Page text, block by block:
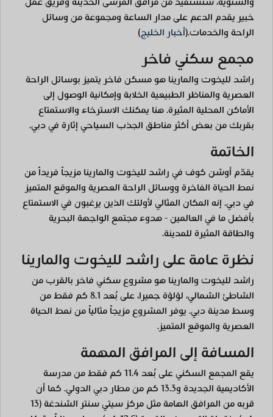
خبير يقدم الدعم على مدار الساعة ومجموعة من وسائل
الراحة والخدمات.(أخبار الخليج)
مجمع سكني فاخر
راشد لليخوت والمارينا هو مسكن فاخر يتميز بوسائل الراحة
العصرية والمناظر الطبيعية الخلابة وإمكانية الوصول إلى
الأماكن المحلية المثيرة. هنا يمكنك الاسترخاء والاستمتاع
بقربك من بعض أكثر مناطق الجذب السياحي إثارة في دبي.
الخاتمة
يقدّم أوشن كوف في راشد لليخوت والمارينا مزيجاً فريداً من
نمط الحياة الفاخرة ووسائل الراحة العصرية والموقع المتميز
في دبي. إنه المكان المثالي لأولئك الذين يرغبون في الاستمتاع
بأفضل ما في العالمين - هدوء مجتمع الواجهة البحرية
والطاقة المثيرة للمدينة.
نظرة عامة على راشد لليخوت والمارينا
راشد لليخوت والمارينا هو مشروع سكني فاخر بالقرب من
الشاطئ الشمالي، لؤلؤة جميرا، على بُعد 8.1 كم فقط من
وسط مدينة دبي. يوفر المشروع مزيجاً مثالياً من نمط الحياة
العصرية والموقع المتميز.
المسافة إلى المرافق المهمة
يقع المجمع السكني على بُعد 11.4 كم فقط من مدرسة
الأكاديمية الجديدة و13.3 كم من مطار دبي الدولي. كما أن
قربه من المرافق الهامة مثل مركز سيتي سنتر الشندغة (13